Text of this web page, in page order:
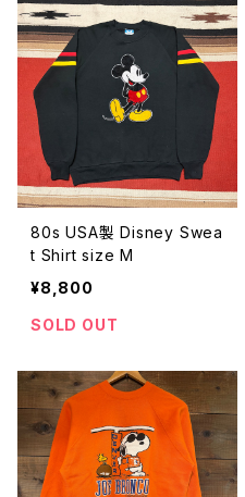
80s USA製 Disney Swea
t Shirt size M
¥8,800
SOLD OUT